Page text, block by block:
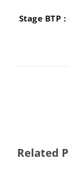
Stage BTP
Related